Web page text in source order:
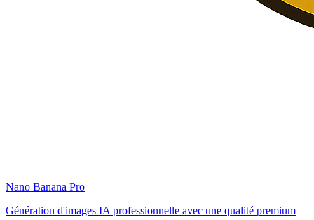
Nano Banana Pro
Génération d'images IA professionnelle avec une qualité premium